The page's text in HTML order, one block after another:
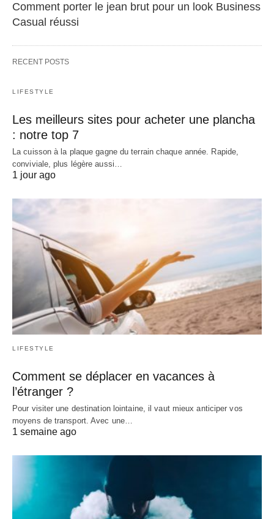
Comment porter le jean brut pour un look Business
Casual réussi
RECENT POSTS
LIFESTYLE
Les meilleurs sites pour acheter une plancha
: notre top 7
La cuisson à la plaque gagne du terrain chaque année. Rapide,
conviviale, plus légère aussi…
1 jour ago
LIFESTYLE
Comment se déplacer en vacances à
l’étranger ?
Pour visiter une destination lointaine, il vaut mieux anticiper vos
moyens de transport. Avec une…
1 semaine ago